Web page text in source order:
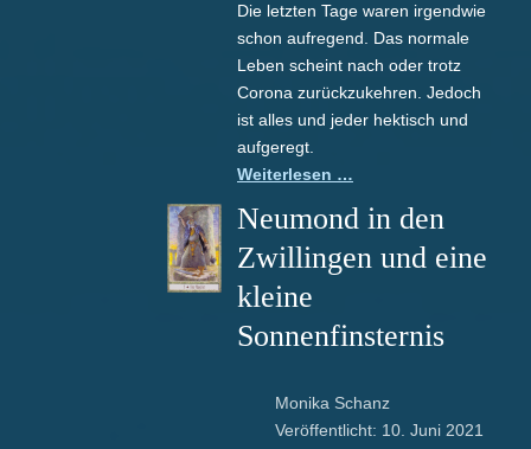
Die letzten Tage waren irgendwie
schon aufregend. Das normale
Leben scheint nach oder trotz
Corona zurückzukehren. Jedoch
ist alles und jeder hektisch und
aufgeregt.
Weiterlesen …
Neumond in den
Zwillingen und eine
kleine
Sonnenfinsternis
Monika Schanz
Veröffentlicht: 10. Juni 2021